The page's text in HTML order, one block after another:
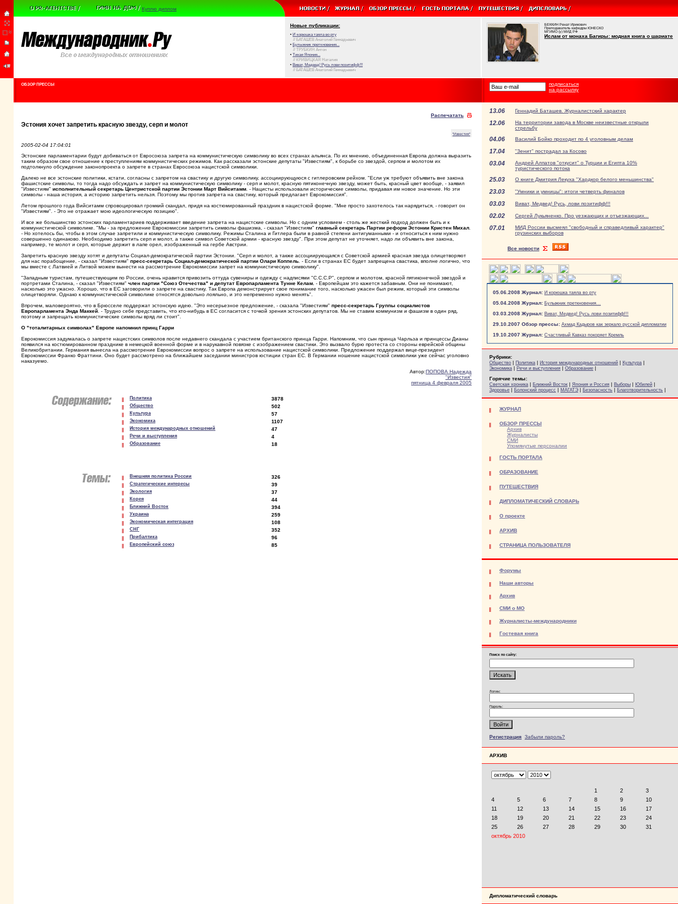
Куплю диплом
Новые публикации:
• И корюшка таяла во рту
// БАТАШЕВ Анатолий Геннадьевич
• Булыжник преткновения...
// ТРУБКИН Антон
• Тихая Япония...
// КРИВИЦКАЯ Наталия
• Виват, Медвед! Русь лови позитифф!!!
// БАТАШЕВ Анатолий Геннадьевич
БЕККИН Ренат Ирикович
Преподаватель кафедры ЮНЕСКО
МГИМО (у) МИД РФ
Ислам от монаха Багиры: модная книга о шариате
ОБЗОР ПРЕССЫ
подписаться
на рассылку
Распечатать
Эстония хочет запретить красную звезду, серп и молот
"Известия"
2005-02-04 17:04:01
Эстонские парламентарии будут добиваться от Евросоюза запрета на коммунистическую символику во всех странах альянса. По их мнению, объединенная Европа должна выразить
таким образом свое отношение к преступлениям коммунистических режимов. Как рассказали эстонские депутаты "Известиям", к борьбе со звездой, серпом и молотом их
подтолкнуло обсуждение законопроекта о запрете в странах Евросоюза нацистской символики.
Далеко не все эстонские политики, кстати, согласны с запретом на свастику и другую символику, ассоциирующуюся с гитлеровским рейхом. "Если уж требуют объявить вне закона
фашистские символы, то тогда надо обсуждать и запрет на коммунистическую символику - серп и молот, красную пятиконечную звезду, может быть, красный цвет вообще, - заявил
"Известиям" исполнительный секретарь Центристской партии Эстонии Март Вийситамм . - Нацисты использовали исторические символы, придавая им новое значение. Но эти
символы - наша история, а историю запретить нельзя. Поэтому мы против запрета на свастику, который предлагает Еврокомиссия".
Летом прошлого года Вийситамм спровоцировал громкий скандал, придя на костюмированный праздник в нацистской форме. "Мне просто захотелось так нарядиться, - говорит он
"Известиям". - Это не отражает мою идеологическую позицию".
И все же большинство эстонских парламентариев поддерживает введение запрета на нацистские символы. Но с одним условием - столь же жесткий подход должен быть и к
коммунистической символике. "Мы - за предложение Еврокомиссии запретить символы фашизма, - сказал "Известиям" главный секретарь Партии реформ Эстонии Кристен Михал
- Но хотелось бы, чтобы в этом случае запретили и коммунистическую символику. Режимы Сталина и Гитлера были в равной степени антигуманными - и относиться к ним нужно
совершенно одинаково. Необходимо запретить серп и молот, а также символ Советской армии - красную звезду". При этом депутат не уточняет, надо ли объявить вне закона,
например, те молот и серп, которые держит в лапе орел, изображенный на гербе Австрии.
Запретить красную звезду хотят и депутаты Социал-демократической партии Эстонии. "Серп и молот, а также ассоциирующаяся с Советской армией красная звезда олицетворяют
для нас порабощение, - сказал "Известиям" пресс-секретарь Социал-демократической партии Олари Коппель . - Если в странах ЕС будет запрещена свастика, вполне логично, что
мы вместе с Латвией и Литвой можем вынести на рассмотрение Еврокомиссии запрет на коммунистическую символику".
"Западным туристам, путешествующим по России, очень нравится привозить оттуда сувениры и одежду с надписями "С.С.С.Р", серпом и молотом, красной пятиконечной звездой и
портретами Сталина, - сказал "Известиям" член партии "Союз Отечества" и депутат Европарламента Тунне Келам. - Европейцам это кажется забавным. Они не понимают,
насколько это ужасно. Хорошо, что в ЕС заговорили о запрете на свастику. Так Европа демонстрирует свое понимание того, насколько ужасен был режим, который эти символы
олицетворяли. Однако к коммунистической символике относятся довольно лояльно, и это непременно нужно менять".
Впрочем, маловероятно, что в Брюсселе поддержат эстонскую идею. "Это несерьезное предложение, - сказала "Известиям" пресс-секретарь Группы социалистов
Европарламента Энда Маккей . - Трудно себе представить, что кто-нибудь в ЕС согласится с точкой зрения эстонских депутатов. Мы не ставим коммунизм и фашизм в один ряд,
поэтому и запрещать коммунистические символы вряд ли стоит".
О "тоталитарных символах" Европе напомнил принц Гарри
Еврокомиссия задумалась о запрете нацистских символов после недавнего скандала с участием британского принца Гарри. Напомним, что сын принца Чарльза и принцессы Дианы
появился на костюмированном празднике в немецкой военной форме и в нарукавной повязке с изображением свастики. Это вызвало бурю протеста со стороны еврейской общины
Великобритании. Германия вынесла на рассмотрение Еврокомиссии вопрос о запрете на использование нацистской символики. Предложение поддержал вице-президент
Еврокомиссии Франко Фраттини. Оно будет рассмотрено на ближайшем заседании министров юстиции стран ЕС. В Германии ношение нацистской символики уже сейчас уголовно
наказуемо.
Автор:ПОПОВА Надежда
"Известия"
пятница 4 февраля 2005
Политика 3878
Общество 502
Культура 57
Экономика 1107
История международных отношений 47
Речи и выступления 4
Образование 18
Внешняя политика России 326
Стратегические интересы 39
Экология 37
Корея 44
Ближний Восток 394
Украина 259
Экономическая интеграция 108
СНГ 352
Прибалтика 96
Европейский союз 85
13.06 Геннадий Баташев. Журналистский характер
12.06
На территории завода в Москве неизвестные открыли
стрельбу
04.06 Василий Бойко проходит по 4 уголовным делам
17.04 "Зенит" пострадал за Косово
03.04
Андрей Алпатов "откусит" о Турции и Египта 10%
туристического потока
25.03 О книге Дмитрия Лекуха "Хардкор белого меньшинства"
23.03 "Умники и умницы": итоги четверть финалов
03.03 Виват, Медвед! Русь, лови позитифф!!!
02.02 Сергей Лукьяненко. Про уезжающих и отъезжающих...
07.01
МИД России высмеял "свободный и справедливый характер"
грузинских выборов
Все новости
05.06.2008 Журнал: И корюшка таяла во рту
05.04.2008 Журнал: Булыжник преткновения...
03.03.2008 Журнал: Виват, Медвед! Русь лови позитифф!!!
29.10.2007 Обзор прессы: Ахмад Кадыров как зеркало русской дипломатии
19.10.2007 Журнал: Счастливый Кавказ покоряет Кремль
Рубрики:
Общество | Политика | История международных отношений | Культура |
Экономика | Речи и выступления | Образование |
Горячие темы:
Светская хроника | Ближний Восток | Япония и Россия | Выборы | Юбилей |
Здоровье | Болонский процесс | МАГАТЭ | Безопасность | Благотворительность |
ЖУРНАЛ
ОБЗОР ПРЕССЫ
Архив
Журналисты
СМИ
Упомянутые персоналии
ГОСТЬ ПОРТАЛА
ОБРАЗОВАНИЕ
ПУТЕШЕСТВИЯ
ДИПЛОМАТИЧЕСКИЙ СЛОВАРЬ
О проекте
АРХИВ
СТРАНИЦА ПОЛЬЗОВАТЕЛЯ
Форумы
Наши авторы
Архив
СМИ о МО
Журналисты-международники
Гостевая книга
Поиск по сайту:
Логин:
Пароль:
Регистрация Забыли пароль?
АРХИВ
Дипломатический словарь